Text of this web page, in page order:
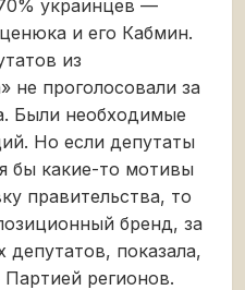
украинцев —
и его Кабмин.
из
не проголосовали за
Были необходимые
Но если депутаты
бы какие-то мотивы
правительства, то
бренд, за
показала,
Партией регионов.